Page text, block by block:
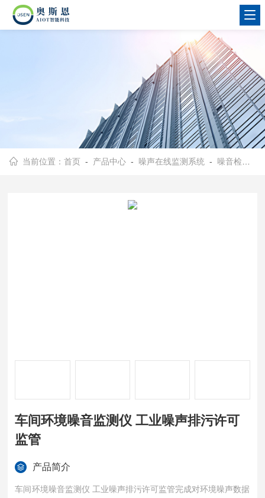
当前位置：首页 - 产品中心 - 噪声在线监测系统 - 噪音检测仪
车间环境噪音监测仪 工业噪声排污许可
监管
产品简介
车间环境噪音监测仪 工业噪声排污许可监管完成对环境噪声数据